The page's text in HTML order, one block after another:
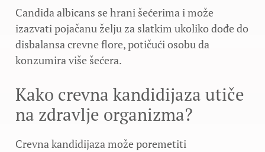
Candida albicans se hrani šećerima i može
izazvati pojačanu želju za slatkim ukoliko dođe do
disbalansa crevne flore, potičući osobu da
konzumira više šećera.
Kako crevna kandidijaza utiče
na zdravlje organizma?
Crevna kandidijaza može poremetiti